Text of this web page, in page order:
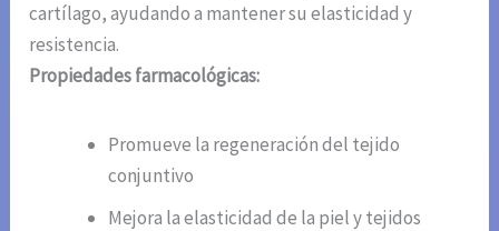
cartílago, ayudando a mantener su elasticidad y
resistencia.
Propiedades farmacológicas:
Promueve la regeneración del tejido
conjuntivo
Mejora la elasticidad de la piel y tejidos